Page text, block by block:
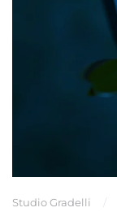
Studio Gradelli